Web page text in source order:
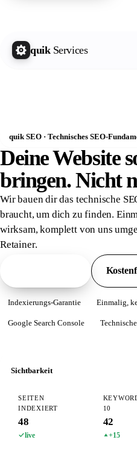
quik Services
quik SEO · Technisches SEO-
Deine Website
bringen. Nicht
Wir bauen dir das technische
braucht, um dich zu finden.
wirksam, komplett von uns
Retainer.
Indexierungs-Garantie Einmalig,
Google Search Console
Sichtbarkeit
SEITEN
INDEXIERT
48
live
10
42
+15